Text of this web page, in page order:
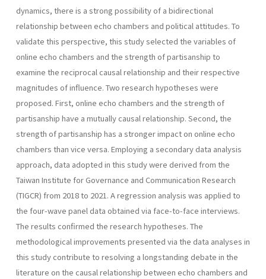
dynamics, there is a strong possibility of a bidirectional
relationship between echo chambers and political attitudes. To
validate this perspective, this study selected the variables of
online echo chambers and the strength of partisanship to
examine the reciprocal causal relationship and their respective
magnitudes of influence. Two research hypotheses were
proposed. First, online echo chambers and the strength of
partisanship have a mutually causal relationship. Second, the
strength of partisanship has a stronger impact on online echo
chambers than vice versa. Employing a secondary data analysis
approach, data adopted in this study were derived from the
Taiwan Institute for Governance and Communication Research
(TIGCR) from 2018 to 2021. A regression analysis was applied to
the four-wave panel data obtained via face-to-face interviews.
The results confirmed the research hypotheses. The
methodological improvements presented via the data analyses in
this study contribute to resolving a longstanding debate in the
literature on the causal relationship between echo chambers and